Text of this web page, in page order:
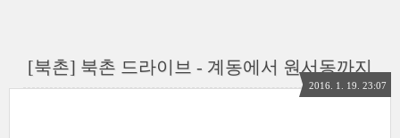
[북촌] 북촌 드라이브 - 계동에서 원서동까지
2016. 1. 19. 23:07